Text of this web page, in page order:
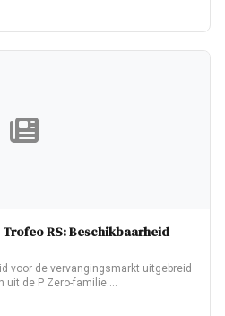
RS: Beschikbaarheid
voor de vervangingsmarkt uitgebreid
uit de P Zero-familie:…